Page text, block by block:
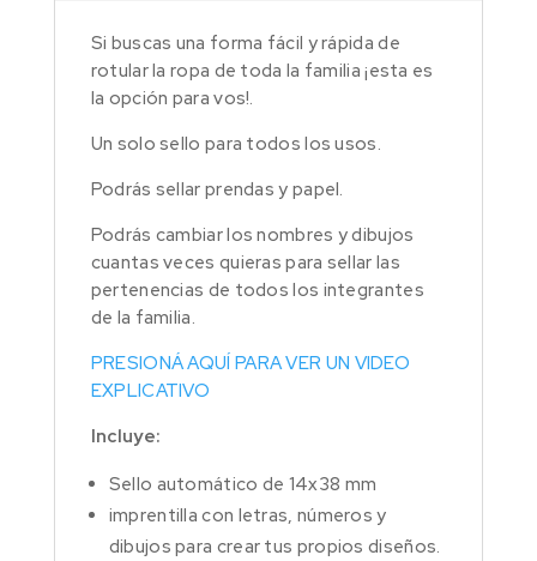
Si buscas una forma fácil y rápida de
rotular la ropa de toda la familia ¡esta es
la opción para vos!.
Un solo sello para todos los usos.
Podrás sellar prendas y papel.
Podrás cambiar los nombres y dibujos
cuantas veces quieras para sellar las
pertenencias de todos los integrantes
de la familia.
PRESIONÁ AQUÍ PARA VER UN VIDEO
EXPLICATIVO
Incluye:
Sello automático de 14x38 mm
imprentilla con letras, números y
dibujos para crear tus propios diseños.